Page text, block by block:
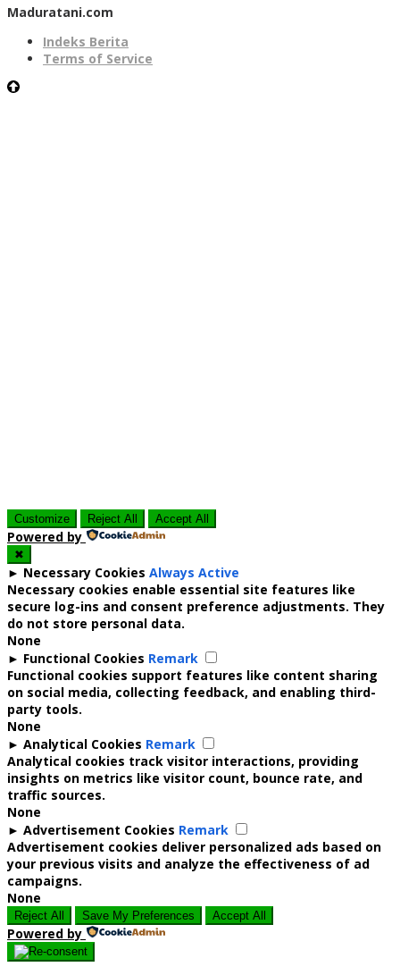
Maduratani.com
Indeks Berita
Terms of Service
Customize Reject All Accept All
Powered by
✖
► Necessary Cookies Always Active
Necessary cookies enable essential site features like
secure log-ins and consent preference adjustments. They
do not store personal data.
None
► Functional Cookies Remark
Functional cookies support features like content sharing
on social media, collecting feedback, and enabling third-
party tools.
None
► Analytical Cookies Remark
Analytical cookies track visitor interactions, providing
insights on metrics like visitor count, bounce rate, and
traffic sources.
None
► Advertisement Cookies Remark
Advertisement cookies deliver personalized ads based on
your previous visits and analyze the effectiveness of ad
campaigns.
None
Reject All Save My Preferences Accept All
Powered by